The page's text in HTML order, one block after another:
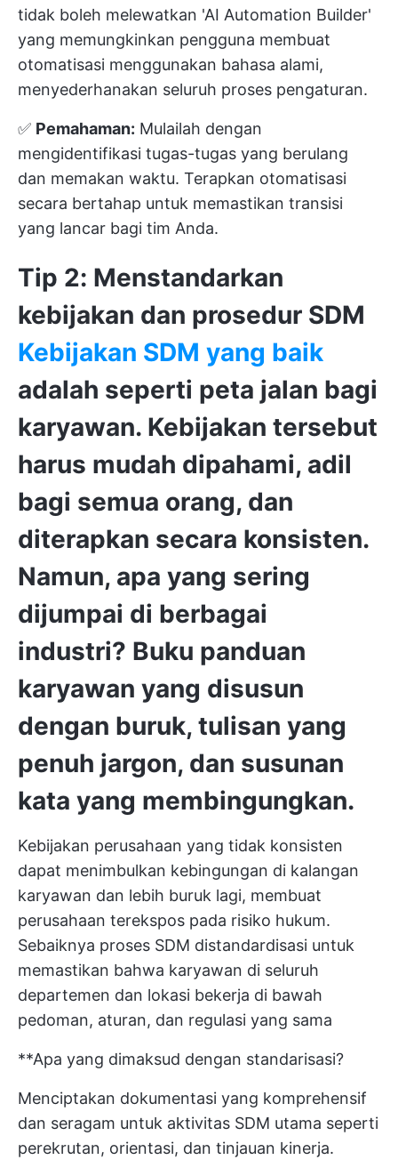
tidak boleh melewatkan 'AI Automation Builder'
yang memungkinkan pengguna membuat
otomatisasi menggunakan bahasa alami,
menyederhanakan seluruh proses pengaturan.
✅ Pemahaman: Mulailah dengan
mengidentifikasi tugas-tugas yang berulang
dan memakan waktu. Terapkan otomatisasi
secara bertahap untuk memastikan transisi
yang lancar bagi tim Anda.
Tip 2: Menstandarkan
kebijakan dan prosedur SDM
Kebijakan SDM yang baik
adalah seperti peta jalan bagi
karyawan. Kebijakan tersebut
harus mudah dipahami, adil
bagi semua orang, dan
diterapkan secara konsisten.
Namun, apa yang sering
dijumpai di berbagai
industri? Buku panduan
karyawan yang disusun
dengan buruk, tulisan yang
penuh jargon, dan susunan
kata yang membingungkan.
Kebijakan perusahaan yang tidak konsisten
dapat menimbulkan kebingungan di kalangan
karyawan dan lebih buruk lagi, membuat
perusahaan terekspos pada risiko hukum.
Sebaiknya proses SDM distandardisasi untuk
memastikan bahwa karyawan di seluruh
departemen dan lokasi bekerja di bawah
pedoman, aturan, dan regulasi yang sama
**Apa yang dimaksud dengan standarisasi?
Menciptakan dokumentasi yang komprehensif
dan seragam untuk aktivitas SDM utama seperti
perekrutan, orientasi, dan tinjauan kinerja.